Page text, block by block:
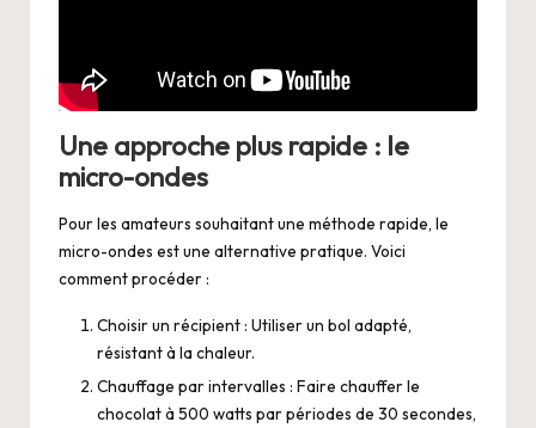
Une approche plus rapide : le
micro-ondes
Pour les amateurs souhaitant une méthode rapide, le
micro-ondes est une alternative pratique. Voici
comment procéder :
Choisir un récipient : Utiliser un bol adapté,
résistant à la chaleur.
Chauffage par intervalles : Faire chauffer le
chocolat à 500 watts par périodes de 30 secondes,